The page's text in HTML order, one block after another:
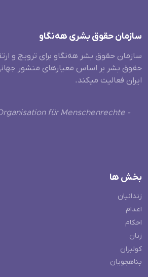
سازمان حقوق بشری هەنگاو
سازمان حقوق بشر هه‌نگاو برای ترویج و
حقوق بشر بر اساس معیارهای منشور
ایران فعالیت میکند.
für Menschenrechte -
بخش ها
زندانیان
اعدام
احکام
زنان
کولبران
پناهجویان